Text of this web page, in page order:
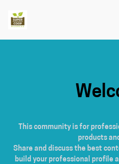
This community is for
products
Share and discuss the best
build your professional profile